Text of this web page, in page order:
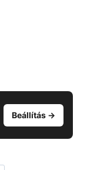
Beállítás →